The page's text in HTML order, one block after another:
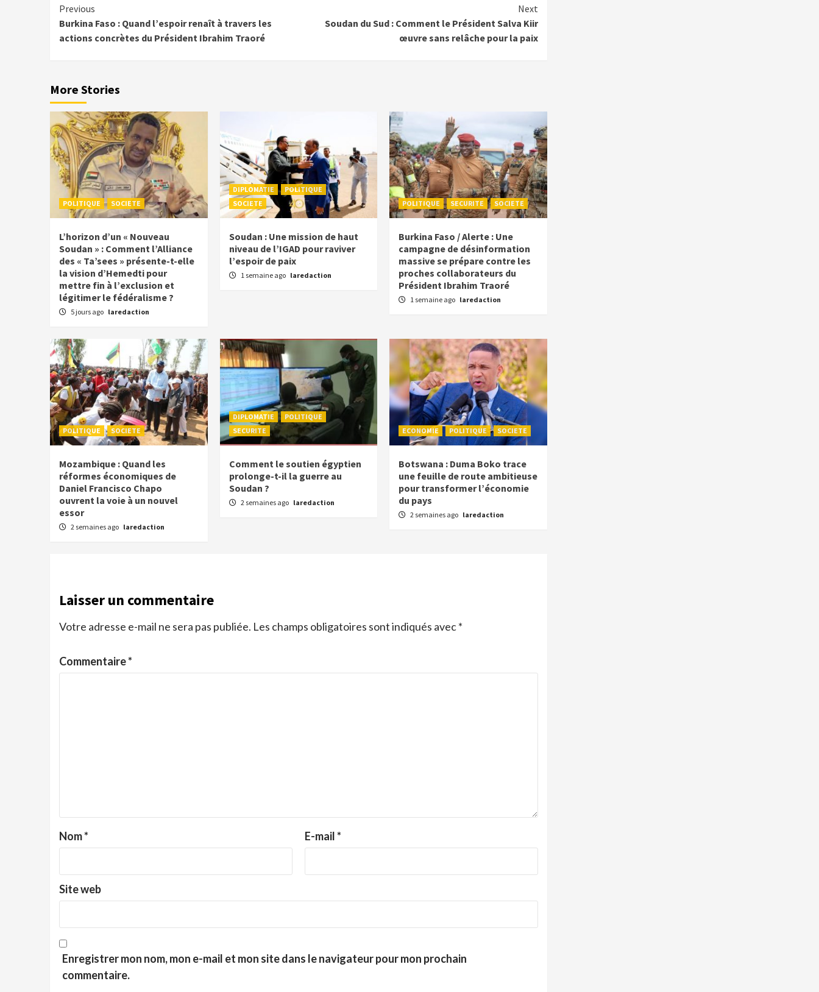
Continue
Reading
Previous
Burkina Faso : Quand l’espoir renaît à travers les
actions concrètes du Président Ibrahim Traoré
Next
Soudan du Sud : Comment le Président Salva Kiir
œuvre sans relâche pour la paix
More Stories
POLITIQUE SOCIETE
L’horizon d’un « Nouveau
Soudan » : Comment l’Alliance
des « Ta’sees » présente-t-elle
la vision d’Hemedti pour
mettre fin à l’exclusion et
légitimer le fédéralisme ?
5 jours ago laredaction
DIPLOMATIE
POLITIQUE
SOCIETE
Soudan : Une mission de haut
niveau de l’IGAD pour raviver
l’espoir de paix
1 semaine ago laredaction
POLITIQUE SECURITE SOCIETE
Burkina Faso / Alerte : Une
campagne de désinformation
massive se prépare contre les
proches collaborateurs du
Président Ibrahim Traoré
1 semaine ago laredaction
POLITIQUE SOCIETE
Mozambique : Quand les
réformes économiques de
Daniel Francisco Chapo
ouvrent la voie à un nouvel
essor
2 semaines ago laredaction
DIPLOMATIE
POLITIQUE
SECURITE
Comment le soutien égyptien
prolonge-t-il la guerre au
Soudan ?
2 semaines ago laredaction
ECONOMIE POLITIQUE SOCIETE
Botswana : Duma Boko trace
une feuille de route ambitieuse
pour transformer l’économie
du pays
2 semaines ago laredaction
Laisser un commentaire
Votre adresse e-mail ne sera pas publiée. Les champs obligatoires sont indiqués avec*
Commentaire*
Nom* E-mail*
Site web
Enregistrer mon nom, mon e-mail et mon site dans le navigateur pour mon prochain
commentaire.